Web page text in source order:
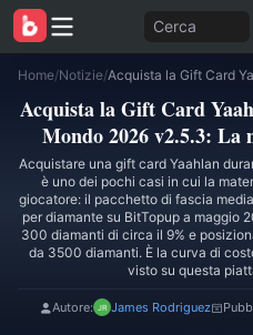
Cerca
Home/Notizie/
Acquista la Gift Card
Mondo 2026 v2.5.3: La
Acquistare una gift card Yaahlan
è uno dei pochi casi in cui la
giocatore: il pacchetto di fascia
per diamante su BitTopup a maggio
300 diamanti di circa il 9% e
da 3500 diamanti. È la curva di
visto su questa
Autore: James Rodriguez